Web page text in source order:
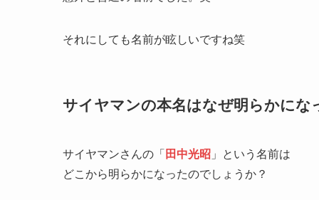
それにしても名前が眩しいですね笑
サイヤマンの本名はなぜ明らかにな
サイヤマンさんの「 田中光昭 」という名前は
どこから明らかになったのでしょうか？